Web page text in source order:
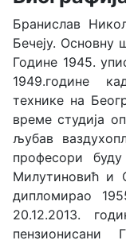
Бранислав
Бечеју. Основну
Године 1945.
1949.године
технике на
време студија
љубав
професори
Милутиновић и
дипломирао
20.12.2013.
пензионисани